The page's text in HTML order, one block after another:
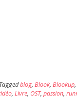
Taggedblog, Blook, Blookup,
, Livre, OST, passion,